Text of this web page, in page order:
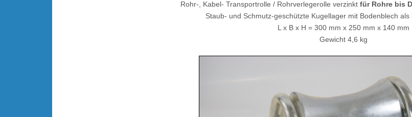
Rohr-, Kabel- Transportrolle / Rohrverlegerolle verzinktfür Rohre bis
Staub- und Schmutz-geschützte Kugellager mit Bodenblech als
L x B x H = 300 mm x 250 mm x 140 mm
Gewicht 4,6 kg